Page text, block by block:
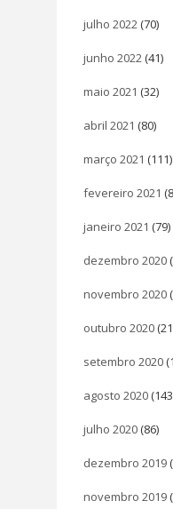
julho 2022 (70)
junho 2022 (41)
maio 2021 (32)
abril 2021 (80)
março 2021 (111)
fevereiro 2021
janeiro 2021 (79)
dezembro 2020
novembro 2020
outubro 2020
setembro 2020
agosto 2020
julho 2020 (86)
dezembro 2019
novembro 2019